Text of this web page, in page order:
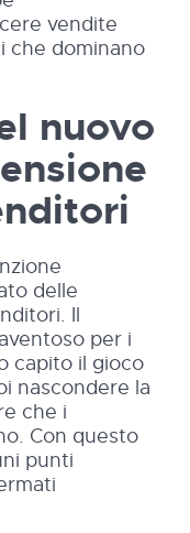
vendite
che dominano
nuovo
delle
Il
per i
capito il gioco
nascondere la
che i
Con questo
punti